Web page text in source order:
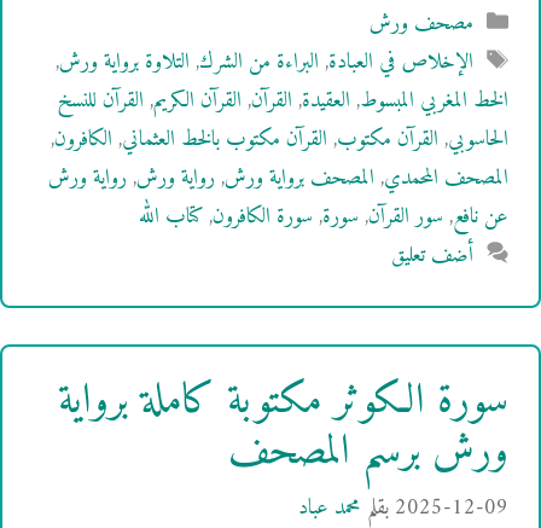
التصنيفات
مصحف ورش
الوسوم
الإخلاص في العبادة,البراءة من الشرك,التلاوة برواية ورش,
الخط المغربي المبسوط,العقيدة,القرآن,القرآن الكريم,القرآن للنسخ
الحاسوبي,القرآن مكتوب,القرآن مكتوب بالخط العثماني,الكافرون,
المصحف المحمدي,المصحف برواية ورش,رواية ورش,رواية ورش
عن نافع,سور القرآن,سورة,سورة الكافرون,كتاب الله
أضف تعليق
سورة الكوثر مكتوبة كاملة برواية
ورش برسم المصحف
2025-12-09بقلم محمد عباد